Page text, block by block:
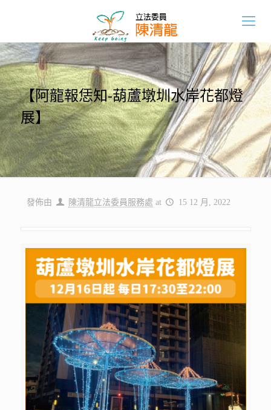
【阿龍報恁知-葫蘆墩圳水岸花都燈
展】
發佈由 陳清龍立法委員服務處 at 15 12 月, 2022